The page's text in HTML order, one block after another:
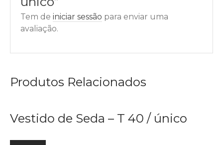
Tem de iniciar sessão para enviar uma
avaliação.
Produtos Relacionados
Vestido de Seda – T 40 / único